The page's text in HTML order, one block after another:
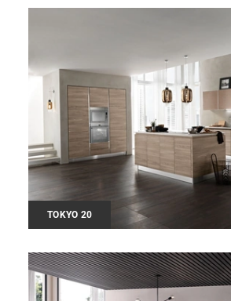
TOKYO 20